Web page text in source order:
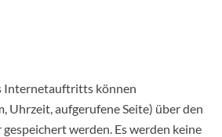
Internetauftritts können
Uhrzeit, aufgerufene Seite) über den
werden. Es werden keine